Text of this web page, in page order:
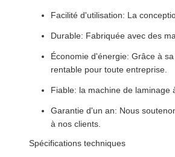
Facilité d'utilisation: La
Durable: Fabriquée avec des
Économie d'énergie: Grâce à
rentable pour toute entreprise.
Fiable: la machine de laminage
Garantie d'un an: Nous
à nos clients.
Spécifications techniques